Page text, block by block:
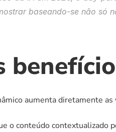
baseando-se não só
aumenta diretamente
o conteúdo contextualizado